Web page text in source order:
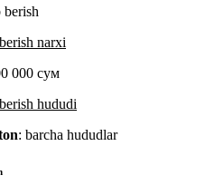
narxi
000 сум
hududi
: barcha hududlar